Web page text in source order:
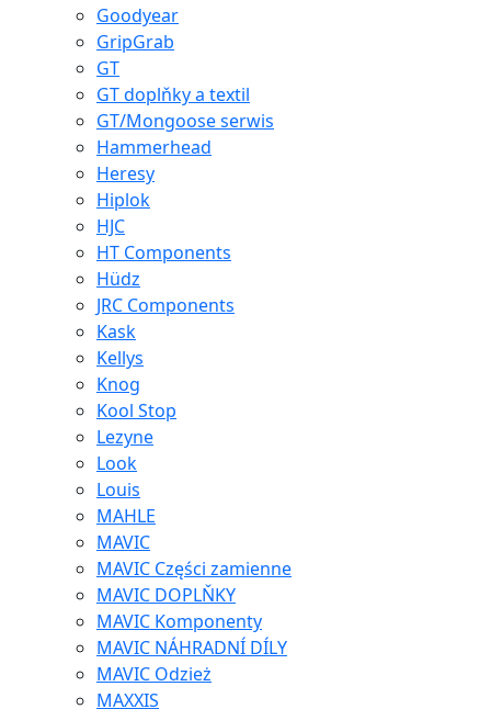
Goodyear
GripGrab
GT
GT doplňky a textil
GT/Mongoose serwis
Hammerhead
Heresy
Hiplok
HJC
HT Components
Hüdz
JRC Components
Kask
Kellys
Knog
Kool Stop
Lezyne
Look
Louis
MAHLE
MAVIC
MAVIC Części zamienne
MAVIC DOPLŇKY
MAVIC Komponenty
MAVIC NÁHRADNÍ DÍLY
MAVIC Odzież
MAXXIS